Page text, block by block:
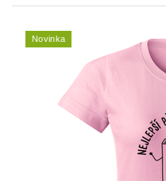
Novinka